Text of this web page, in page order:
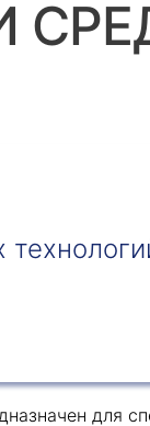
для